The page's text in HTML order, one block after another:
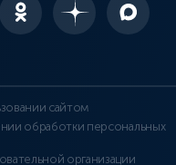
сайтом
обработки персональных
организации